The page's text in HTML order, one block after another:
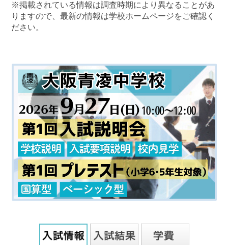
奈良県立青翔中学校
ブックマークした学校
ブックマークした学校はありません
※掲載されている情報は調査時期により異なることがあ
りますので、最新の情報は学校ホームページをご確認く
ださい。